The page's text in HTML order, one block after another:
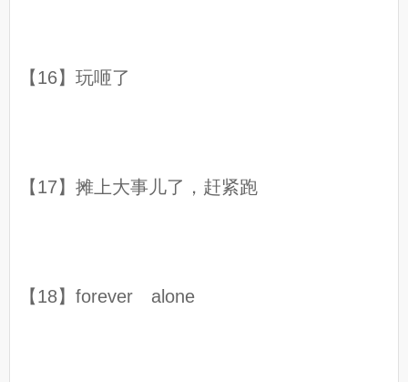
【16】玩咂了
【17】摊上大事儿了，赶紧跑
【18】forever alone